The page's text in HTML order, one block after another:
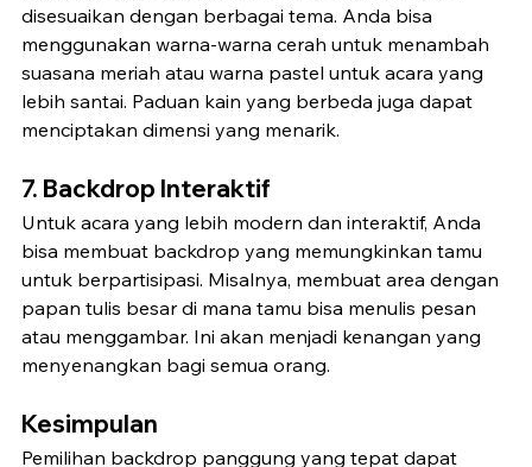
disesuaikan dengan berbagai tema. Anda bisa
menggunakan warna-warna cerah untuk menambah
suasana meriah atau warna pastel untuk acara yang
lebih santai. Paduan kain yang berbeda juga dapat
menciptakan dimensi yang menarik.
7. Backdrop Interaktif
Untuk acara yang lebih modern dan interaktif, Anda
bisa membuat backdrop yang memungkinkan tamu
untuk berpartisipasi. Misalnya, membuat area dengan
papan tulis besar di mana tamu bisa menulis pesan
atau menggambar. Ini akan menjadi kenangan yang
menyenangkan bagi semua orang.
Kesimpulan
Pemilihan backdrop panggung yang tepat dapat